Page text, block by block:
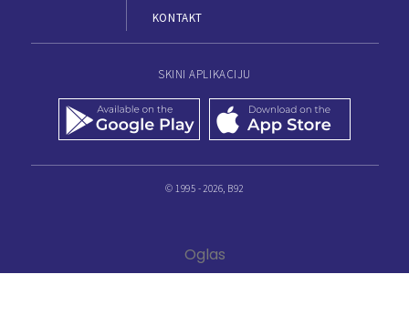
KONTAKT
SKINI APLIKACIJU
© 1995 - 2026, B92